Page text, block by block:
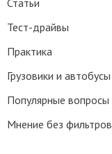
Тест-драйвы
Практика
Грузовики и автобусы
Популярные вопросы
Мнение без фильтров